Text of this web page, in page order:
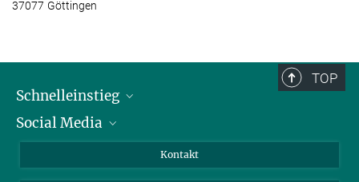
37077 Göttingen
TOP
Schnelleinstieg
Alumni
Social Media
Kontakt